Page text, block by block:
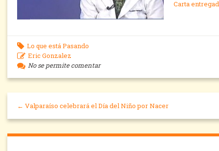
Carta
Lo que está Pasando
Eric Gonzalez
No se permite comentar
← Valparaíso celebrará el Día del Niño por Nacer